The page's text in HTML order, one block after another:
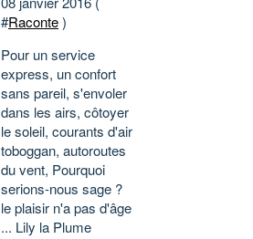
#Raconte)
Pour un service
express, un confort
sans pareil, s'envoler
dans les airs, côtoyer
le soleil, courants d'air
toboggan, autoroutes
du vent, Pourquoi
serions-nous sage ?
le plaisir n'a pas d'âge
... Lily la Plume